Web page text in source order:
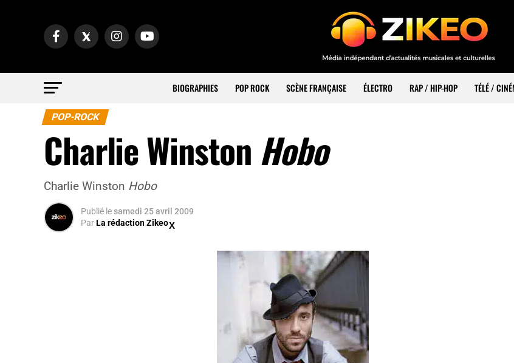
BIOGRAPHIES POP ROCK SCÈNE FRANÇAISE ÉLECTRO RAP / HIP-HOP TÉLÉ /
POP-ROCK
Charlie Winston Hobo
Charlie Winston Hobo
Publié lesamedi 25 avril 2009
ParLa rédaction Zikeo